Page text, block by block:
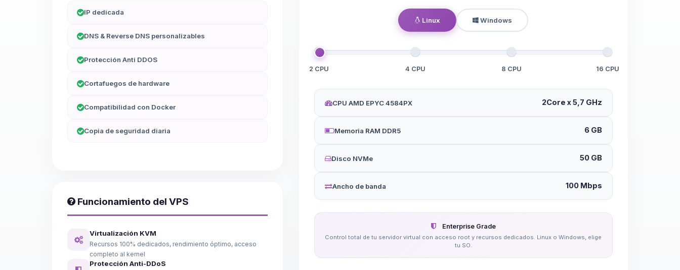
IP dedicada
DNS & Reverse DNS personalizables
Protección Anti DDOS
Cortafuegos de hardware
Compatibilidad con Docker
Copia de seguridad diaria
Funcionamiento del VPS
Virtualización KVM
Recursos 100% dedicados, rendimiento óptimo, acceso
completo al kernel
Protección Anti-DDoS
Linux Windows
2 CPU 4 CPU 8 CPU 16 CPU
CPU AMD EPYC 4584PX 2Core x 5,7 GHz
Memoria RAM DDR5 6 GB
Disco NVMe 50 GB
Ancho de banda 100 Mbps
Enterprise Grade
Control total de tu servidor virtual con acceso root y recursos dedicados. Linux o Windows, elige
tu SO.